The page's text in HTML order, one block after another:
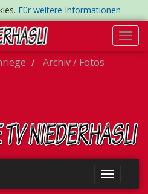
Für weitere Informationen
Archiv / Fotos